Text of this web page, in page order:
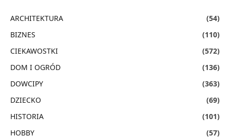
ARCHITEKTURA
(54)
BIZNES
(110)
CIEKAWOSTKI
(572)
DOM I OGRÓD
(136)
DOWCIPY
(363)
DZIECKO
(69)
HISTORIA
(101)
HOBBY
(57)